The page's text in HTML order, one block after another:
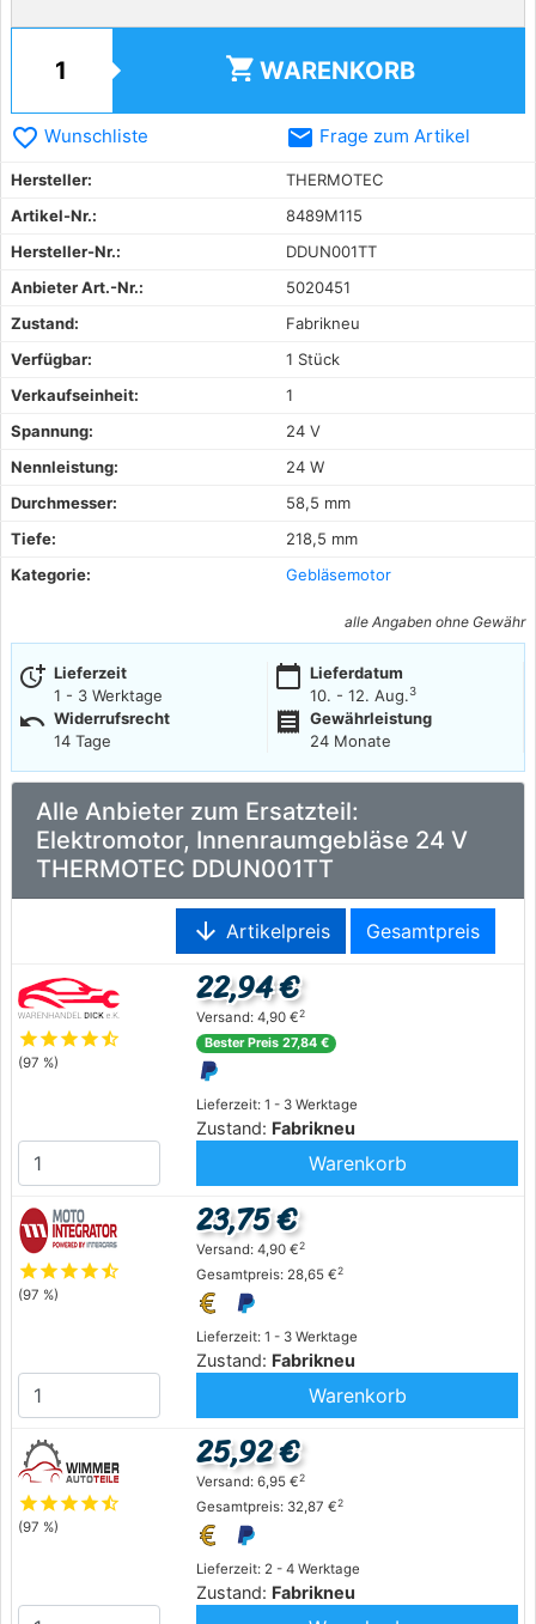
shopping_cart WARENKORB
favorite_border Wunschliste email Frage zum Artikel
Hersteller:
THERMOTEC
Artikel-Nr.:
8489M115
Hersteller-Nr.:
DDUN001TT
Anbieter Art.-Nr.:
5020451
Zustand:
Fabrikneu
Verfügbar:
1 Stück
Verkaufseinheit:
1
Spannung:
24 V
Nennleistung:
24 W
Durchmesser:
58,5 mm
Tiefe:
218,5 mm
Kategorie:
Gebläsemotor
alle Angaben ohne Gewähr
more_time Lieferzeit
1 - 3 Werktage
calendar_today Lieferdatum
10. - 12. Aug.3
undo Widerrufsrecht
14 Tage
receipt
Gewährleistung
24 Monate
Alle Anbieter zum Ersatzteil:
Elektromotor, Innenraumgebläse 24 V
THERMOTEC DDUN001TT
arrow_downward Artikelpreis Gesamtpreis
starstarstarstarstar_half
(97 %)
Lieferzeit: 1 - 3 Werktage
Zustand: Fabrikneu
22,94 €
Versand: 4,90 €2
Bester Preis 27,84 €
Warenkorb
starstarstarstarstar_half
(97 %)
Lieferzeit: 1 - 3 Werktage
Zustand: Fabrikneu
23,75 €
Versand: 4,90 €2
Gesamtpreis: 28,65 €2
Warenkorb
starstarstarstarstar_half
(97 %)
Lieferzeit: 2 - 4 Werktage
Zustand: Fabrikneu
25,92 €
Versand: 6,95 €2
Gesamtpreis: 32,87 €2